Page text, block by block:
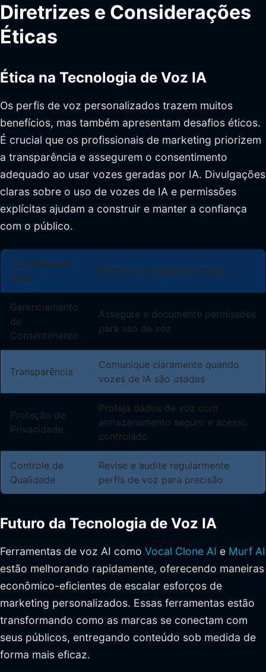
Diretrizes e Considerações
Éticas
Ética na Tecnologia de Voz IA
Os perfis de voz personalizados trazem muitos
benefícios, mas também apresentam desafios éticos.
É crucial que os profissionais de marketing priorizem
a transparência e assegurem o consentimento
adequado ao usar vozes geradas por IA. Divulgações
claras sobre o uso de vozes de IA e permissões
explícitas ajudam a construir e manter a confiança
com o público.
Consideração
Ética
Diretrizes de Implementação
Gerenciamento
de
Consentimento
Assegure e documente permissões
para uso de voz
Transparência
Comunique claramente quando
vozes de IA são usadas
Proteção de
Privacidade
Proteja dados de voz com
armazenamento seguro e acesso
controlado
Controle de
Qualidade
Revise e audite regularmente
perfis de voz para precisão
Futuro da Tecnologia de Voz IA
Ferramentas de voz AI como Vocal Clone AI e Murf AI
estão melhorando rapidamente, oferecendo maneiras
econômico-eficientes de escalar esforços de
marketing personalizados. Essas ferramentas estão
transformando como as marcas se conectam com
seus públicos, entregando conteúdo sob medida de
forma mais eficaz.